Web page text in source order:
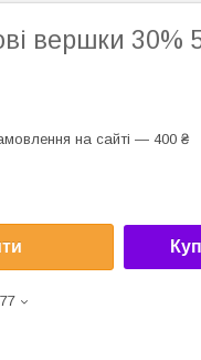
вершки 30%
на сайті — 400 ₴